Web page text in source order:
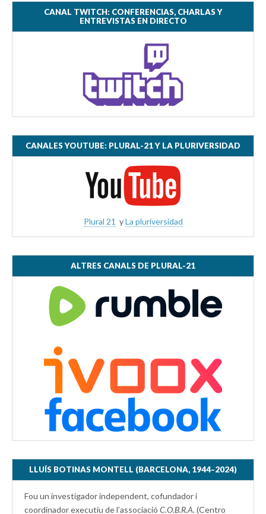
CANAL TWITCH: CONFERENCIAS, CHARLAS Y
ENTREVISTAS EN DIRECTO
CANALES YOUTUBE: PLURAL-21 Y LA PLURIVERSIDAD
Plural 21 yLa pluriversidad
ALTRES CANALS DE PLURAL-21
LLUÍS BOTINAS MONTELL (BARCELONA, 1944–2024)
Fou un investigador independent, cofundador i
coordinador executiu de l’associació C.O.B.R.A. (Centro